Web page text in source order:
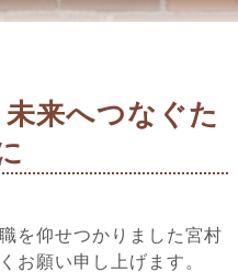
来へつなぐた
を仰せつかりました宮村
お願い申し上げます。